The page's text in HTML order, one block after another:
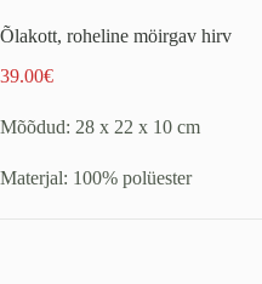
Õlakott, roheline möirgav hirv
39.00€
Mõõdud: 28 x 22 x 10 cm
Materjal: 100% polüester